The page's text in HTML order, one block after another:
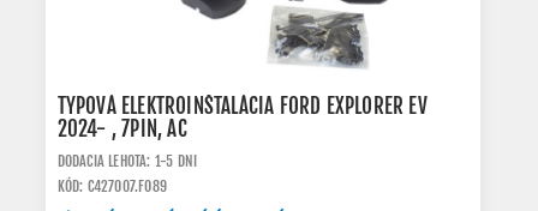
TYPOVÁ ELEKTROINŠTALÁCIA FORD EXPLORER EV
2024- , 7PIN, AC
DODACIA LEHOTA: 1-5 DNI
KÓD: C427007.FO89